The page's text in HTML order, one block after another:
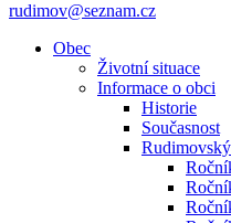
rudimov@seznam.cz
Obec
Životní situace
Informace o obci
Historie
Současnost